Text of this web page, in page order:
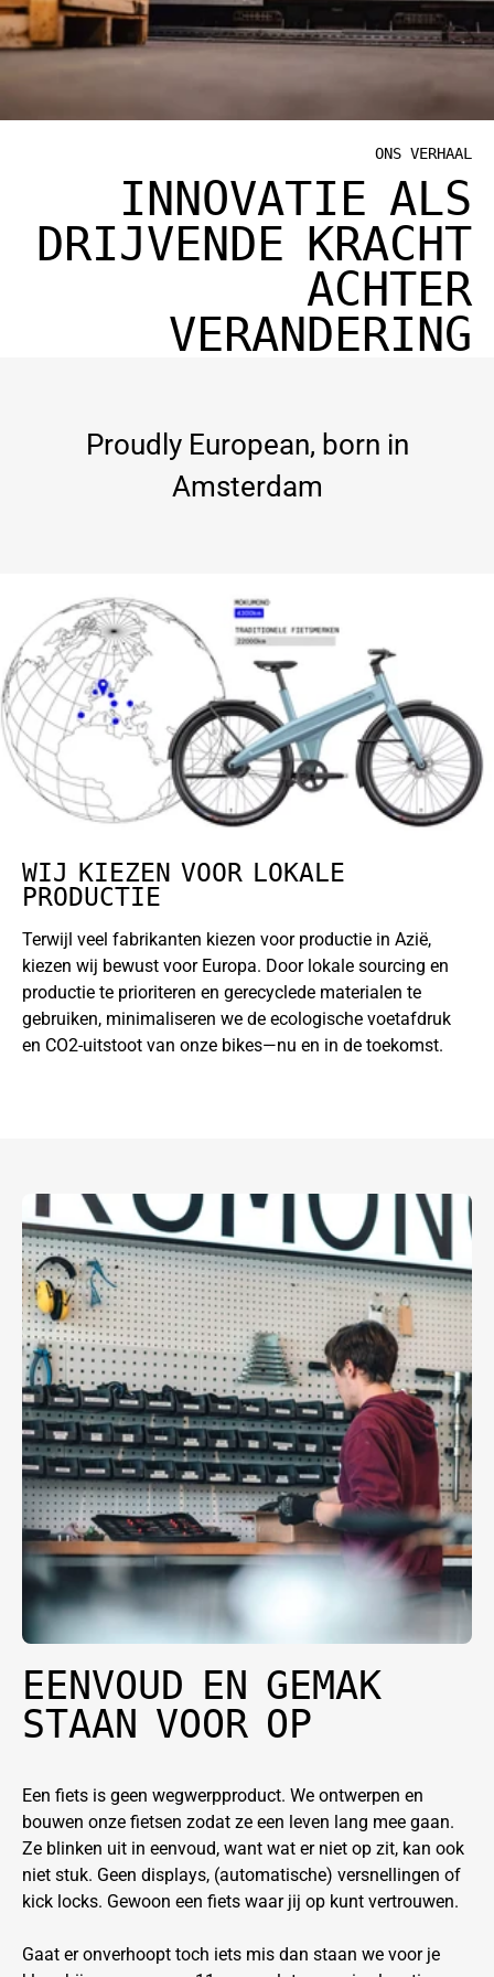
ONS VERHAAL
INNOVATIE ALS
DRIJVENDE KRACHT
ACHTER
VERANDERING
Proudly European, born in
Amsterdam
WIJ KIEZEN VOOR LOKALE
PRODUCTIE
Terwijl veel fabrikanten kiezen voor productie in Azië,
kiezen wij bewust voor Europa. Door lokale sourcing en
productie te prioriteren en gerecyclede materialen te
gebruiken, minimaliseren we de ecologische voetafdruk
en CO2-uitstoot van onze bikes—nu en in de toekomst.
EENVOUD EN GEMAK
STAAN VOOR OP
Een fiets is geen wegwerpproduct. We ontwerpen en
bouwen onze fietsen zodat ze een leven lang mee gaan.
Ze blinken uit in eenvoud, want wat er niet op zit, kan ook
niet stuk. Geen displays, (automatische) versnellingen of
kick locks. Gewoon een fiets waar jij op kunt vertrouwen.
Gaat er onverhoopt toch iets mis dan staan we voor je